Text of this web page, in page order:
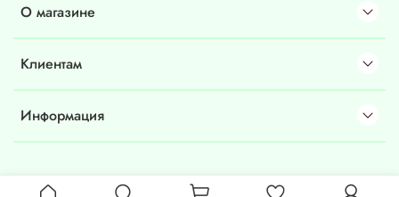
О магазине
Клиентам
Информация